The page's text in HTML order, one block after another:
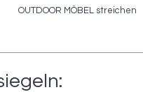
OUTDOOR MÖBEL streichen